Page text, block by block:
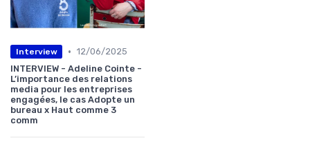
Interview • 12/06/2025
INTERVIEW - Adeline Cointe -
L’importance des relations
media pour les entreprises
engagées, le cas Adopte un
bureau x Haut comme 3
comm